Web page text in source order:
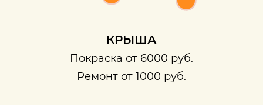
КРЫША
Покраска от 6000 руб.
Ремонт от 1000 руб.